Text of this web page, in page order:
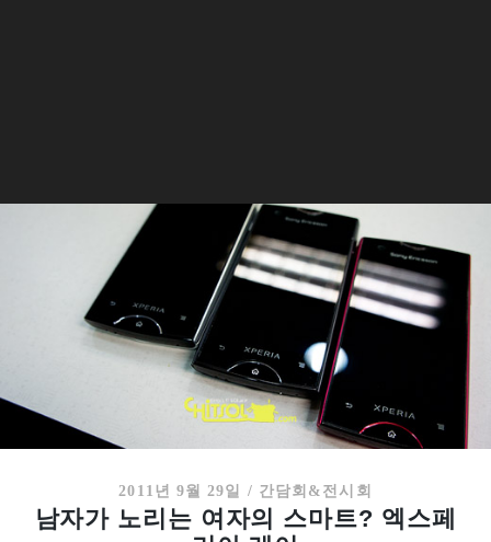
2011년 9월 29일 / 간담회&전시회
남자가 노리는 여자의 스마트? 엑스페